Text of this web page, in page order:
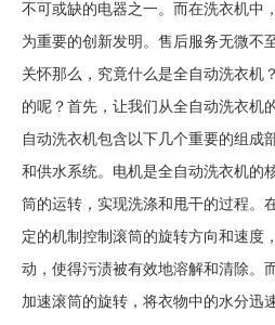
不可或缺的电器之一。而在洗衣机中
为重要的创新发明。售后服务无微不
关怀那么，究竟什么是全自动洗衣机
的呢？首先，让我们从全自动洗衣机
自动洗衣机包含以下几个重要的组成
和供水系统。电机是全自动洗衣机的
筒的运转，实现洗涤和甩干的过程。
定的机制控制滚筒的旋转方向和速度
动，使得污渍被有效地溶解和清除。
加速滚筒的旋转，将衣物中的水分迅